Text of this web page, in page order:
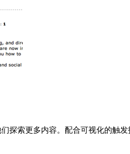
索更多内容。配合可视化的触